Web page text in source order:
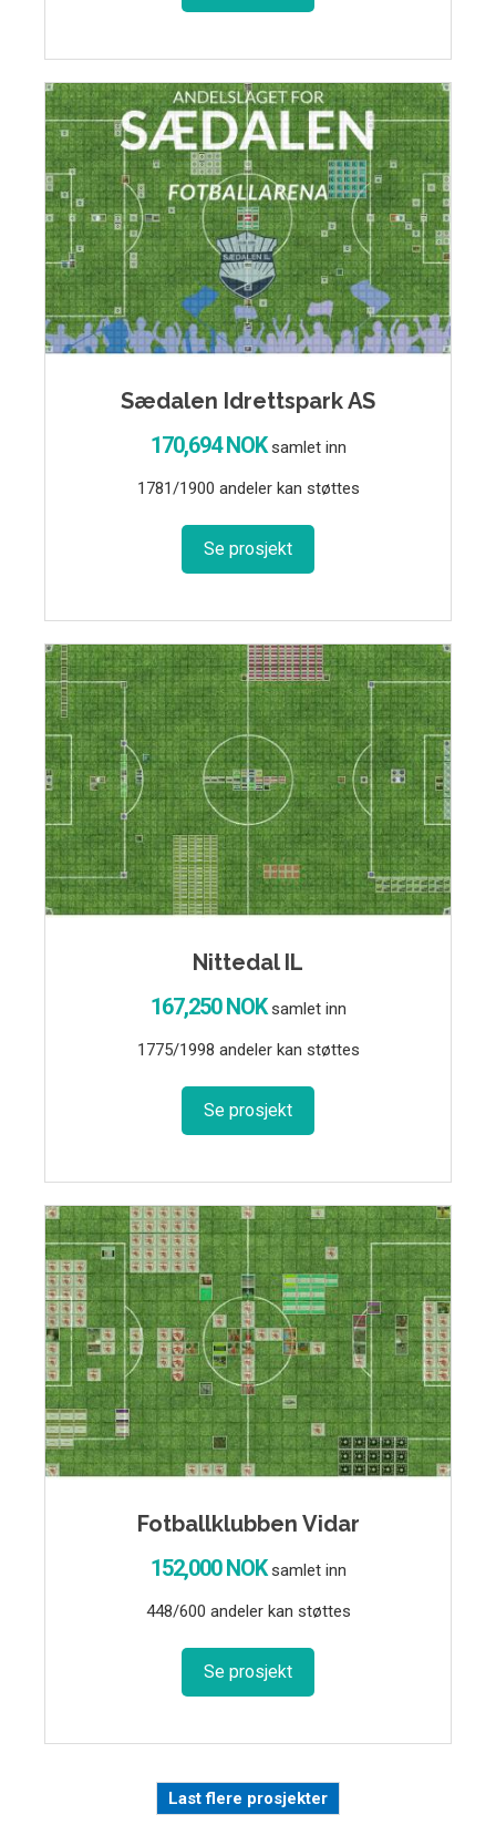
Sædalen Idrettspark AS
170,694 NOKsamlet inn
1781/1900 andeler kan støttes
Se prosjekt
Nittedal IL
167,250 NOKsamlet inn
1775/1998 andeler kan støttes
Se prosjekt
Fotballklubben Vidar
152,000 NOKsamlet inn
448/600 andeler kan støttes
Se prosjekt
Last flere prosjekter